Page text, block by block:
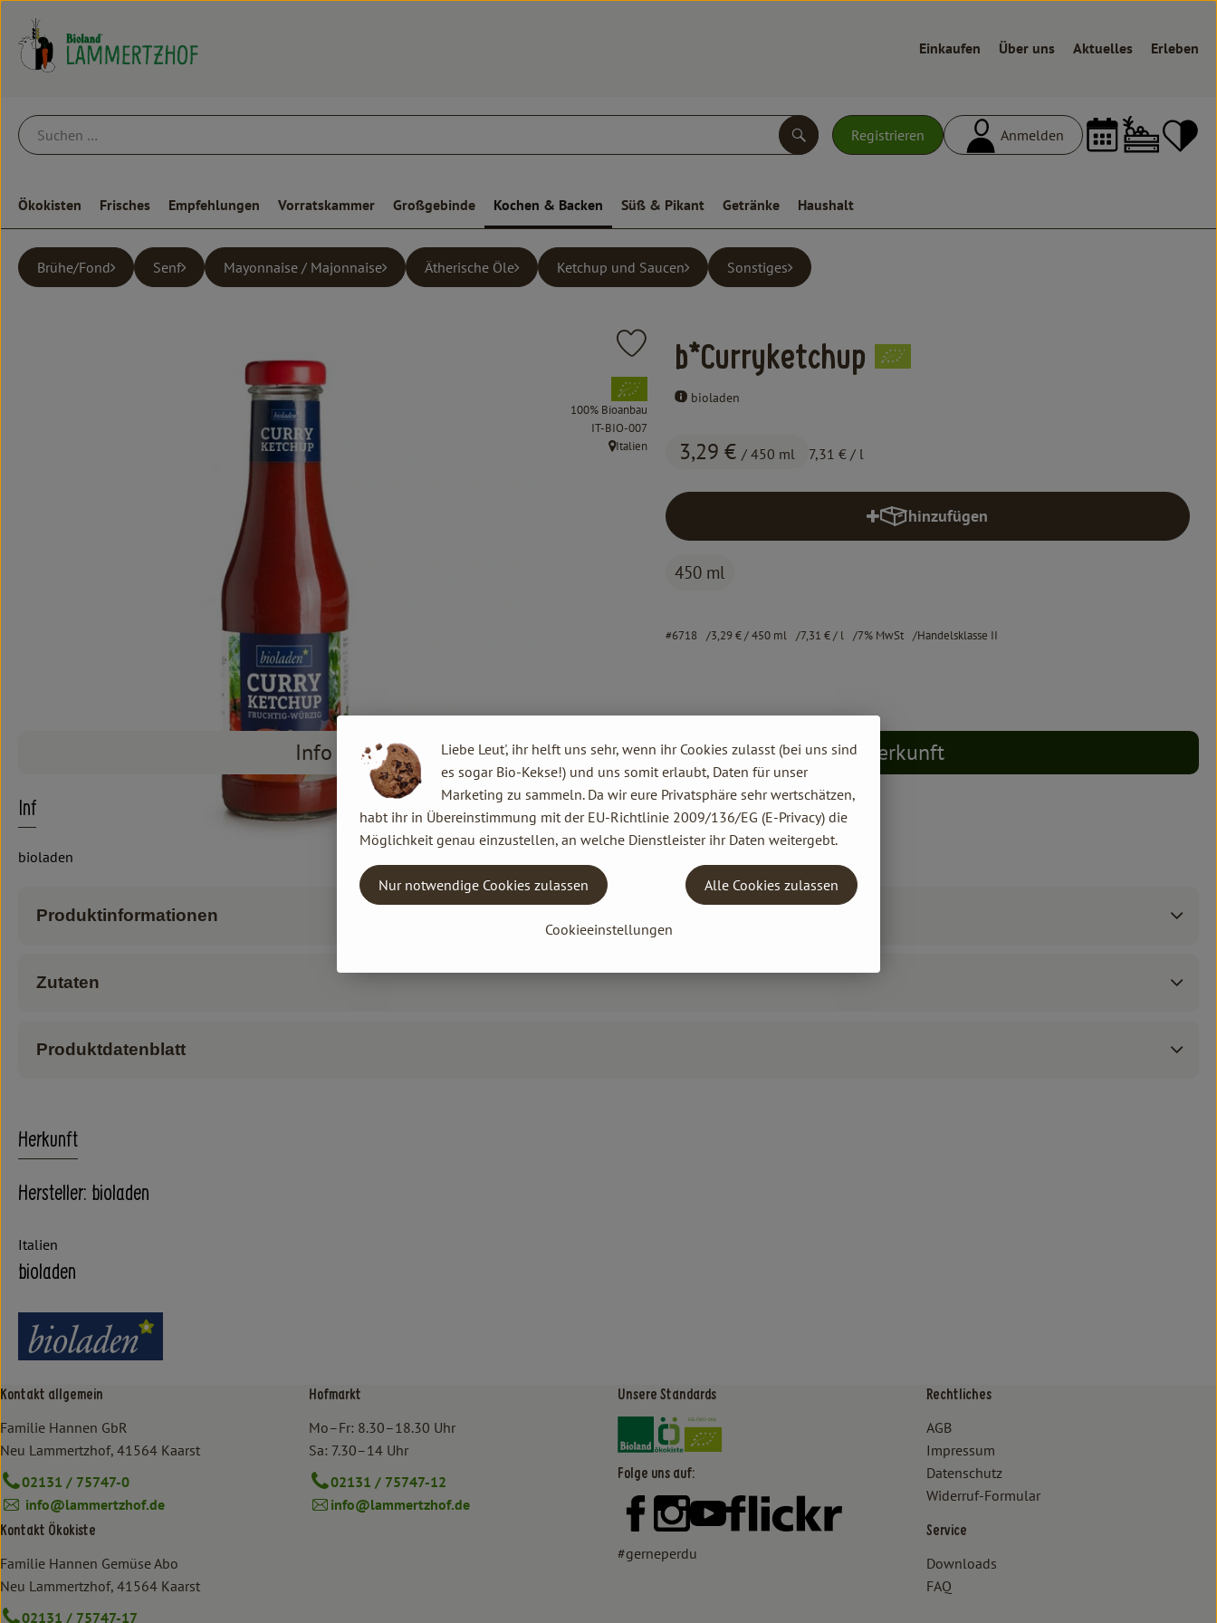
Einkaufen Über uns Aktuelles Erleben
Registrieren Anmelden
Suchen
Ökokisten Frisches Empfehlungen Vorratskammer Großgebinde Kochen & Backen Süß & Pikant Getränke Haushalt
Brühe/Fond Senf Mayonnaise / Majonnaise Ätherische Öle Ketchup und Saucen Sonstiges
b*Curryketchup
bioladen
3,29 € / 450 ml 7,31 € / l
Produkt zu Favouriten hinzufügen
, Verband:
100% Bioanbau
, Kontrollstelle:
IT-BIO-007
, Herkunft:
Italien
hinzufügen
Produkt zum Warenkorb hinzufügen
450 ml
#6718 3,29 €/ 450 ml 7,31 €/ l 7% MwSt Handelsklasse II
Info Herkunft
Info
bioladen
Produktinformationen
Zutaten
Produktdatenblatt
Herkunft
Hersteller: bioladen
Italien
bioladen
Kontakt allgemein
Familie Hannen GbR
Neu Lammertzhof, 41564 Kaarst
02131 / 75747-0
info@lammertzhof.de
Kontakt Ökokiste
Familie Hannen Gemüse Abo
Neu Lammertzhof, 41564 Kaarst
02131 / 75747-17
Hofmarkt
Mo–Fr: 8.30–18.30 Uhr
Sa: 7.30–14 Uhr
02131 / 75747-12
info@lammertzhof.de
Unsere Standards
Externer Link zu https://www.bioland.de/verbraucher
Externer Link zu https://www.oekokiste.de/
Folge uns auf:
Externer Link zu https://www.facebook.com/lammertzhof/
Externer Link zu https://www.instagram.com/lammertzhof/
Externer Link zu https://www.youtube.com/channel/
Externer Link zu https://www.flickr.com/photos/
#gerneperdu
Rechtliches
AGB
Impressum
Datenschutz
Widerruf-Formular
Service
Downloads
FAQ
Liebe Leut', ihr helft uns sehr, wenn ihr Cookies zulasst (bei uns sind
es sogar Bio-Kekse!) und uns somit erlaubt, Daten für unser
Marketing zu sammeln. Da wir eure Privatsphäre sehr wertschätzen,
habt ihr in Übereinstimmung mit der EU-Richtlinie 2009/136/EG (E-Privacy) die
Möglichkeit genau einzustellen, an welche Dienstleister ihr Daten weitergebt.
Cookieeinstellungen
Nur notwendige Cookies zulassen Alle Cookies zulassen